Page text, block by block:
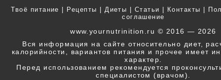
Твоё питание Рецепты |Диеты Статьи Контакты
соглашение
www.yournutrinition.ru © 2016 — 2026
Вся информация на сайте относительно диет,
калорийности, вариантов питания и прочее имеет
характер.
Перед использованием рекомендуется
специалистом (врачом).